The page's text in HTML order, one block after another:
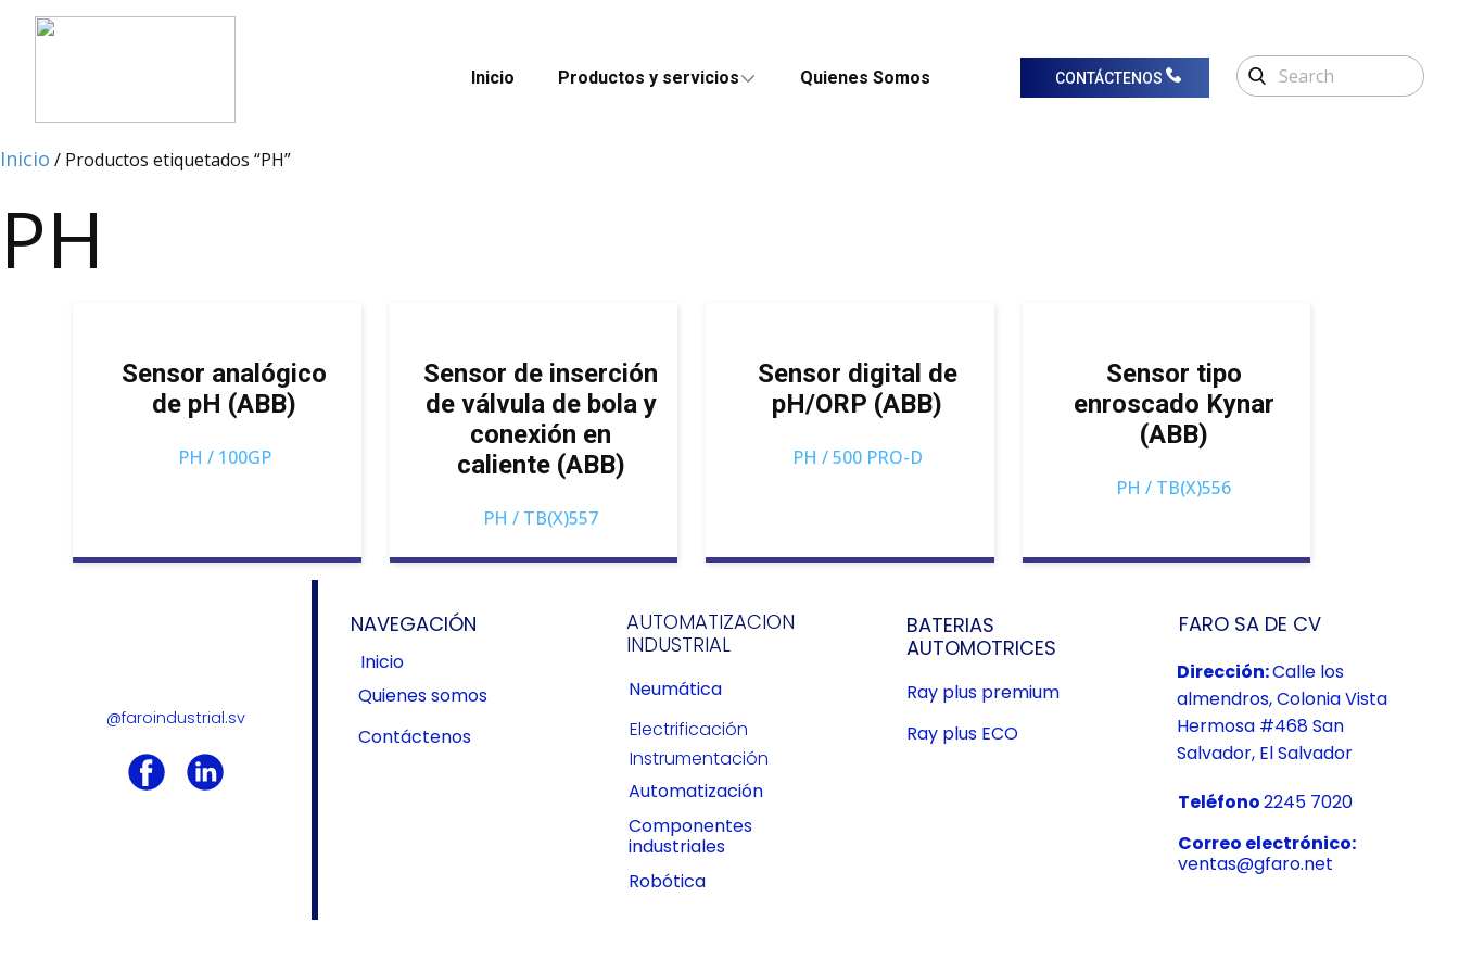
Inicio Productos y servicios Quienes Somos CONTÁCTENOS
Inicio / Productos etiquetados “PH”
PH
Sensor analógico
de pH (ABB)
PH / 100GP
Sensor de inserción
de válvula de bola y
conexión en
caliente (ABB)
PH / TB(X)557
Sensor digital de
pH/ORP (ABB)
PH / 500 PRO-D
Sensor tipo
enroscado Kynar
(ABB)
PH / TB(X)556
@faroindustrial.sv
NAVEGACIÓN
Inicio
Quienes somos
Contáctenos
AUTOMATIZACION
INDUSTRIAL
Neumática
Electrificación
Instrumentación
Automatización
Componentes
industriales
Robótica
BATERIAS
AUTOMOTRICES
Ray plus premium
Ray plus ECO
FARO SA DE CV
Dirección:Calle los
almendros, Colonia Vista
Hermosa #468 San
Salvador, El Salvador
Teléfono2245 7020
Correo electrónico:
ventas@gfaro.net